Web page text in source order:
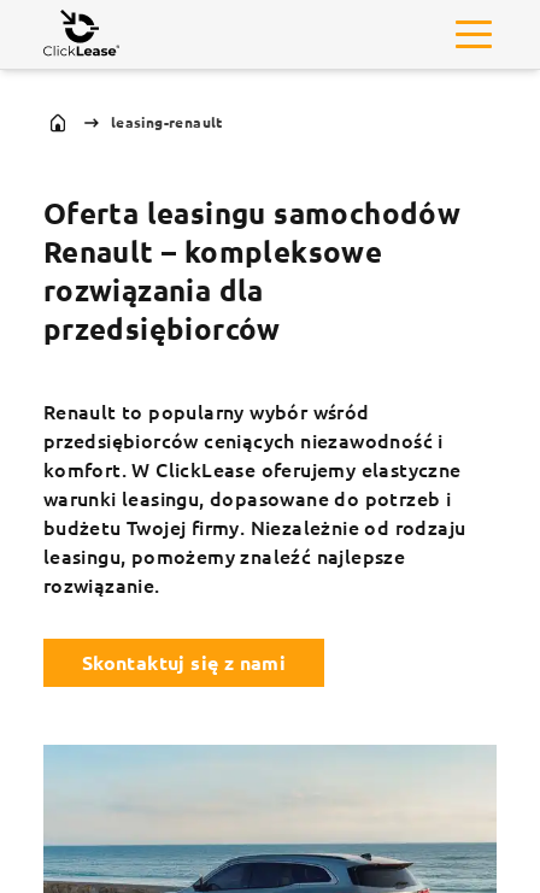
leasing-renault
Oferta leasingu samochodów
Renault – kompleksowe
rozwiązania dla
przedsiębiorców
Renault to popularny wybór wśród
przedsiębiorców ceniących niezawodność i
komfort. W ClickLease oferujemy elastyczne
warunki leasingu, dopasowane do potrzeb i
budżetu Twojej firmy. Niezależnie od rodzaju
leasingu, pomożemy znaleźć najlepsze
rozwiązanie.
Skontaktuj się z nami